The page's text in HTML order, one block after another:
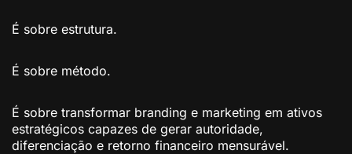
É sobre estrutura.
É sobre método.
É sobre transformar branding e marketing em ativos
estratégicos capazes de gerar autoridade,
diferenciação e retorno financeiro mensurável.